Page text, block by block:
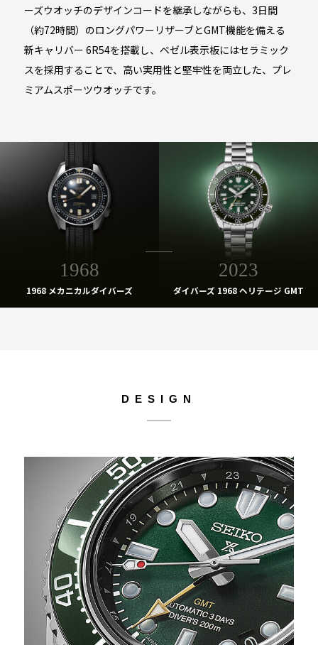
ーズウオッチのデザインコードを継承しながらも、3日間
（約72時間）のロングパワーリザーブとGMT機能を備える
新キャリバー 6R54を搭載し、 ベゼル表示板にはセラミック
スを採用することで、高い実用性と堅牢性を両立した、プレ
ミアムスポーツウオッチです。
1968
1968 メカニカルダイバーズ
2023
ダイバーズ 1968 ヘリテージ GMT
DESIGN